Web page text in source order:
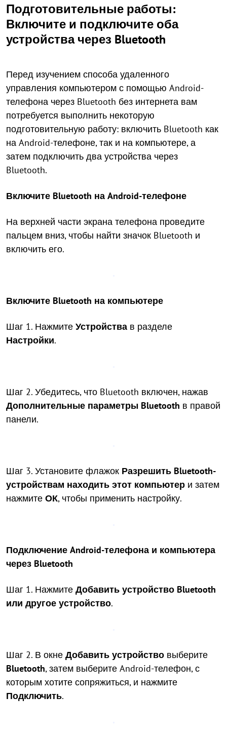
Подготовительные работы:
Включите и подключите оба
устройства через Bluetooth
Перед изучением способа удаленного
управления компьютером с помощью Android-
телефона через Bluetooth без интернета вам
потребуется выполнить некоторую
подготовительную работу: включить Bluetooth как
на Android-телефоне, так и на компьютере, а
затем подключить два устройства через
Bluetooth.
Включите Bluetooth на Android-телефоне
На верхней части экрана телефона проведите
пальцем вниз, чтобы найти значок Bluetooth и
включить его.
Включите Bluetooth на компьютере
Шаг 1. Нажмите Устройства в разделе
Настройки.
Шаг 2. Убедитесь, что Bluetooth включен, нажав
Дополнительные параметры Bluetooth в правой
панели.
Шаг 3. Установите флажок Разрешить Bluetooth-
устройствам находить этот компьютер и затем
нажмите ОК, чтобы применить настройку.
Подключение Android-телефона и компьютера
через Bluetooth
Шаг 1. Нажмите Добавить устройство Bluetooth
или другое устройство.
Шаг 2. В окне Добавить устройство выберите
Bluetooth, затем выберите Android-телефон, с
которым хотите сопряжиться, и нажмите
Подключить.